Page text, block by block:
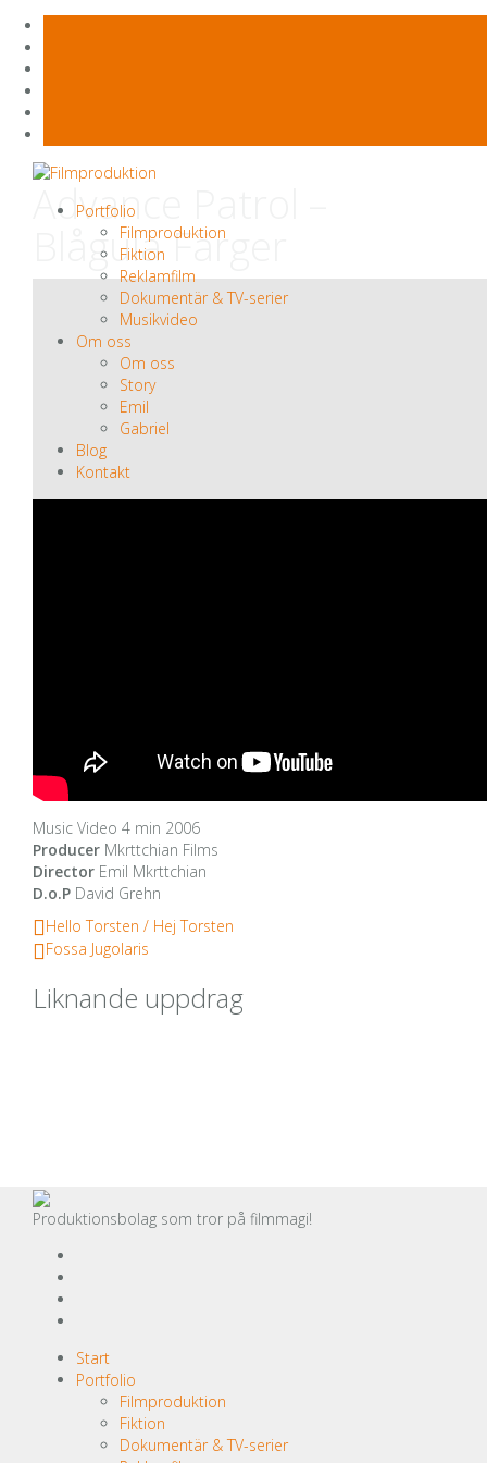
Portfolio
Filmproduktion
Fiktion
Reklamfilm
Dokumentär & TV-serier
Musikvideo
Om oss
Om oss
Story
Emil
Gabriel
Blog
Kontakt
Advance Patrol –
Blågula Färger
Music Video 4 min 2006
Producer Mkrttchian Films
Director Emil Mkrttchian
D.o.P David Grehn
Hello Torsten / Hej Torsten
Fossa Jugolaris
Liknande uppdrag
Produktionsbolag som tror på filmmagi!
Start
Portfolio
Filmproduktion
Fiktion
Dokumentär & TV-serier